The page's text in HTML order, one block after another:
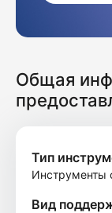
Общая
Тип
Инструменты
Вид